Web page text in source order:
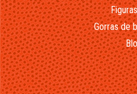
Gorras de